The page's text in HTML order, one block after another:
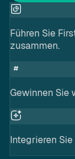
Führen Sie
zusammen.
Gewinnen Sie
Integrieren